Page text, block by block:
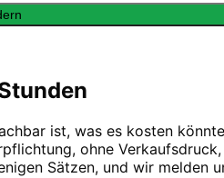
ist, was es kosten
ohne
Sätzen, und wir melden